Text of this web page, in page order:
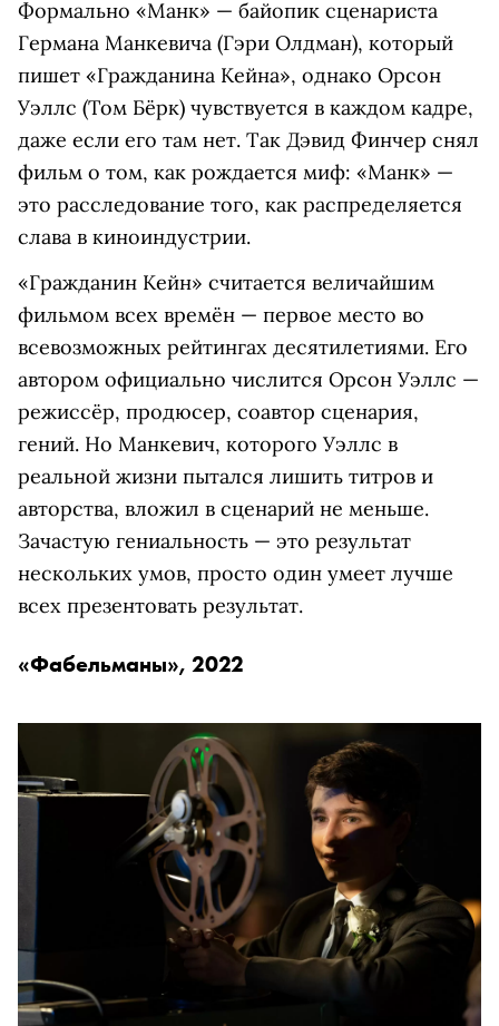
Формально «Манк» — байопик сценариста
Германа Манкевича (Гэри Олдман), который
пишет «Гражданина Кейна», однако Орсон
Уэллс (Том Бёрк) чувствуется в каждом кадре,
даже если его там нет. Так Дэвид Финчер снял
фильм о том, как рождается миф: «Манк» —
это расследование того, как распределяется
слава в киноиндустрии.
«Гражданин Кейн» считается величайшим
фильмом всех времён — первое место во
всевозможных рейтингах десятилетиями. Его
автором официально числится Орсон Уэллс —
режиссёр, продюсер, соавтор сценария,
гений. Но Манкевич, которого Уэллс в
реальной жизни пытался лишить титров и
авторства, вложил в сценарий не меньше.
Зачастую гениальность — это результат
нескольких умов, просто один умеет лучше
всех презентовать результат.
«Фабельманы», 2022